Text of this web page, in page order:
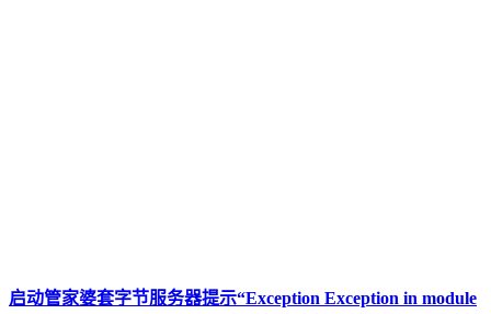
启动管家婆套字节服务器提示“Exception Exception in module